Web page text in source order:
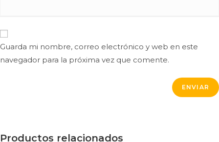
Guarda mi nombre, correo electrónico y web en este
navegador para la próxima vez que comente.
Productos relacionados